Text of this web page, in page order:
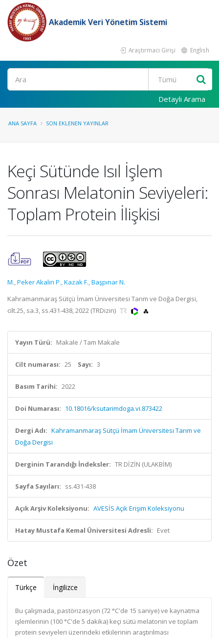
Akademik Veri Yönetim Sistemi
Araştırmacı Girişi English
Ara
Detaylı Arama
ANA SAYFA SON EKLENEN YAYINLAR
Keçi Sütünde Isıl İşlem
Sonrası Melatonin Seviyeleri:
Toplam Protein İlişkisi
M.,Peker Akalın P.,Kazak F.,Başpınar N.
Kahramanmaraş Sütçü İmam Üniversitesi Tarım ve Doğa Dergisi,
cilt.25, sa.3, ss.431-438, 2022 (TRDizin)
Yayın Türü: Makale / Tam Makale
Cilt numarası: 25 Sayı: 3
Basım Tarihi: 2022
Doi Numarası: 10.18016/ksutarimdoga.vi.873422
Dergi Adı: Kahramanmaraş Sütçü İmam Üniversitesi Tarım ve
Doğa Dergisi
Derginin Tarandığı İndeksler: TR DİZİN (ULAKBİM)
Sayfa Sayıları: ss.431-438
Açık Arşiv Koleksiyonu: AVESİS Açık Erişim Koleksiyonu
Hatay Mustafa Kemal Üniversitesi Adresli: Evet
Özet
Türkçe İngilizce
Bu çalışmada, pastörizasyon (72 °C'de 15 saniye) ve kaynatma
işlemlerinin (100 °C'de 5 dakika) keçi sütü melatonin ve toplam
protein seviyeleri üzerindeki etkilerinin araştırılması